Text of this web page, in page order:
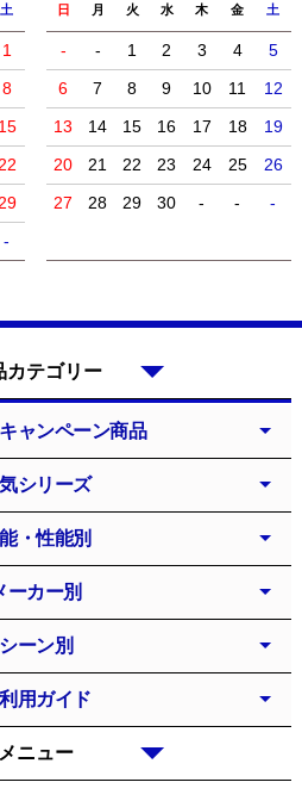
土
1
8
15
22
29
-
日 月 火 水 木 金 土
- - 1 2 3 4
5
6
7 8 9 10 11
12
13
14 15 16 17 18
19
20
21 22 23 24 25
26
27
28 29 30 - - -
メニュー
ャンペーン商品
シリーズ
・性能別
ーカー別
シーン別
用ガイド
カテゴリー